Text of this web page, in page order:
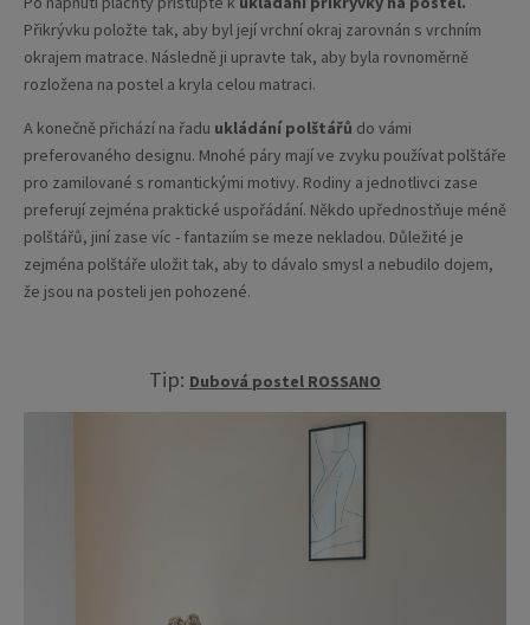
Přikrývku položte tak, aby byl její vrchní okraj zarovnán s vrchním
okrajem matrace. Následně ji upravte tak, aby byla rovnoměrně
rozložena na postel a kryla celou matraci.
A konečně přichází na řadu ukládání polštářů do vámi
preferovaného designu. Mnohé páry mají ve zvyku používat polštáře
pro zamilované s romantickými motivy. Rodiny a jednotlivci zase
preferují zejména praktické uspořádání. Někdo upřednostňuje méně
polštářů, jiní zase víc - fantaziím se meze nekladou. Důležité je
zejména polštáře uložit tak, aby to dávalo smysl a nebudilo dojem,
že jsou na posteli jen pohozené.
Tip: Dubová postel ROSSANO